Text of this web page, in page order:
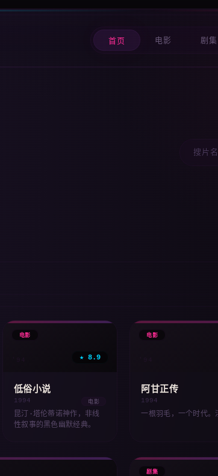
首页 电影 剧集
电影
★ 8.9
低俗小说
1994 电影
昆汀·塔伦蒂诺神作，非线
性叙事的黑色幽默经典。
电影
阿甘正传
1994
一根羽毛，一个时代。
剧集